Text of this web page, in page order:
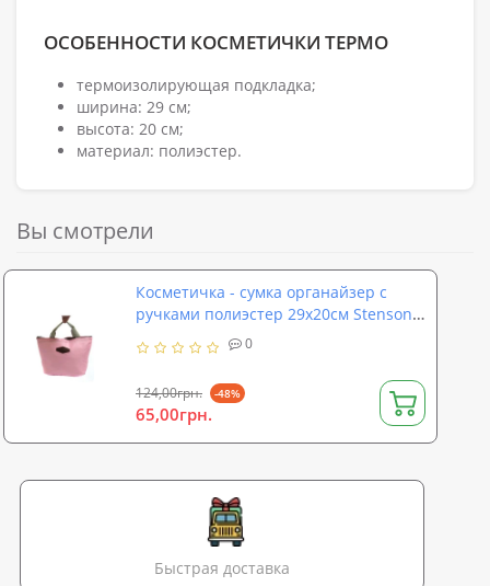
ОСОБЕННОСТИ КОСМЕТИЧКИ ТЕРМО
термоизолирующая подкладка;
ширина: 29 см;
высота: 20 см;
материал: полиэстер.
Вы смотрели
Косметичка - сумка органайзер с
ручками полиэстер 29х20см Stenson
0
124,00грн. -48%
65,00грн.
Быстрая доставка